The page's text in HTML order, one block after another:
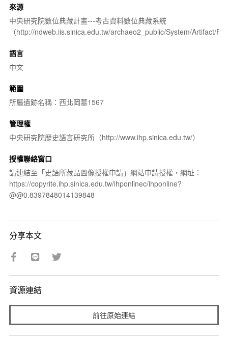
來源
中央研究院數位典藏計畫---考古資料數位典藏系統
（http://ndweb.iis.sinica.edu.tw/archaeo2_public/System/Artifact/
語言
中文
範圍
所屬遺跡名稱：西北岡墓1567
管理權
中央研究院歷史語言研究所（http://www.ihp.sinica.edu.tw/）
授權聯絡窗口
請連結至「史語所藏品圖像授權申請」網站申請授權，網址：
https://copyrite.ihp.sinica.edu.tw/ihponlinec/ihponline?
@@0.8397848014139848
分享本文
資源連結
前往原始連結